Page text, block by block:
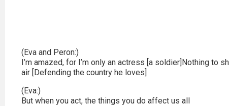
Kino
polskie
Komedie
(Eva and Peron:)
I’m amazed, for I’m only an actress [a soldier]Nothing to
air [Defending the country he loves]
(Eva:)
But when you act, the things you do affect us all